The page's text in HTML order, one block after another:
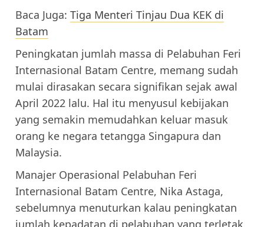
Baca Juga: Tiga Menteri Tinjau Dua KEK di
Batam
Peningkatan jumlah massa di Pelabuhan Feri
Internasional Batam Centre, memang sudah
mulai dirasakan secara signifikan sejak awal
April 2022 lalu. Hal itu menyusul kebijakan
yang semakin memudahkan keluar masuk
orang ke negara tetangga Singapura dan
Malaysia.
Manajer Operasional Pelabuhan Feri
Internasional Batam Centre, Nika Astaga,
sebelumnya menuturkan kalau peningkatan
jumlah kepadatan di pelabuhan yang terletak